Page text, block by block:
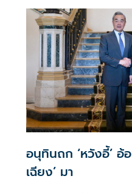
อนุทินถก ‘หวังอี้’ อ้
เฉียง’ มา